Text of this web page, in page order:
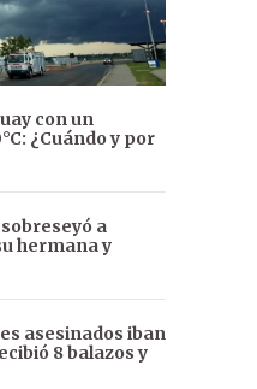
con un
¿Cuándo y por
a
hermana y
asesinados iban
8 balazos y